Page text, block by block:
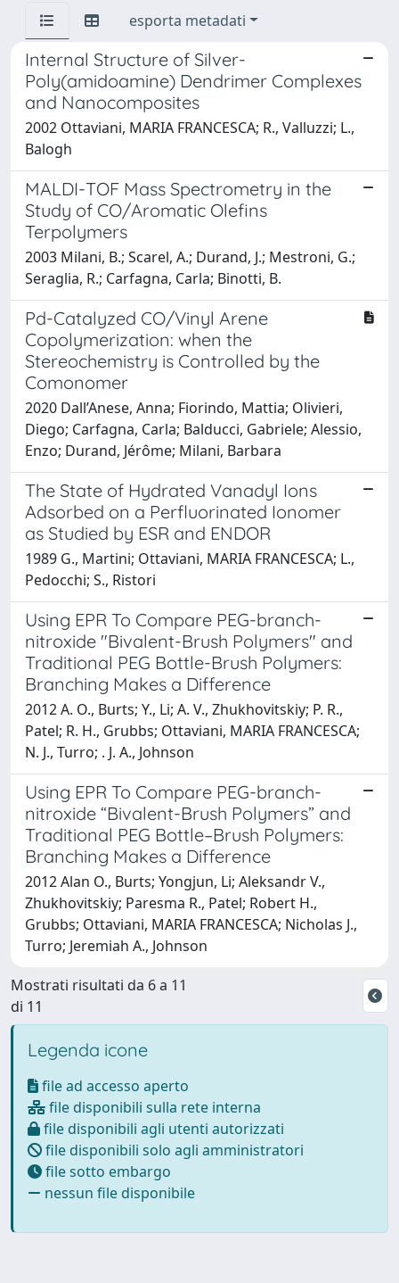
esporta metadati
Internal Structure of Silver-
Poly(amidoamine) Dendrimer Complexes
and Nanocomposites
2002 Ottaviani, MARIA FRANCESCA; R., Valluzzi; L.,
Balogh
MALDI-TOF Mass Spectrometry in the
Study of CO/Aromatic Olefins
Terpolymers
2003 Milani, B.; Scarel, A.; Durand, J.; Mestroni, G.;
Seraglia, R.; Carfagna, Carla; Binotti, B.
Pd-Catalyzed CO/Vinyl Arene
Copolymerization: when the
Stereochemistry is Controlled by the
Comonomer
2020 Dall’Anese, Anna; Fiorindo, Mattia; Olivieri,
Diego; Carfagna, Carla; Balducci, Gabriele; Alessio,
Enzo; Durand, Jérôme; Milani, Barbara
The State of Hydrated Vanadyl Ions
Adsorbed on a Perfluorinated Ionomer
as Studied by ESR and ENDOR
1989 G., Martini; Ottaviani, MARIA FRANCESCA; L.,
Pedocchi; S., Ristori
Using EPR To Compare PEG-branch-
nitroxide "Bivalent-Brush Polymers" and
Traditional PEG Bottle-Brush Polymers:
Branching Makes a Difference
2012 A. O., Burts; Y., Li; A. V., Zhukhovitskiy; P. R.,
Patel; R. H., Grubbs; Ottaviani, MARIA FRANCESCA;
N. J., Turro; . J. A., Johnson
Using EPR To Compare PEG-branch-
nitroxide “Bivalent-Brush Polymers” and
Traditional PEG Bottle–Brush Polymers:
Branching Makes a Difference
2012 Alan O., Burts; Yongjun, Li; Aleksandr V.,
Zhukhovitskiy; Paresma R., Patel; Robert H.,
Grubbs; Ottaviani, MARIA FRANCESCA; Nicholas J.,
Turro; Jeremiah A., Johnson
Mostrati risultati da 6 a 11
di 11
Legenda icone
file ad accesso aperto
file disponibili sulla rete interna
file disponibili agli utenti autorizzati
file disponibili solo agli amministratori
file sotto embargo
nessun file disponibile